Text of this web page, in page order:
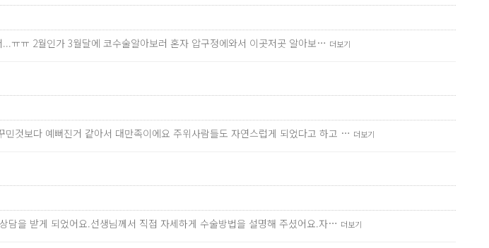
ㅠㅠ 2월인가 3월달에 코수술알아보러 혼자 압구정에와서 이곳저곳 알아보… 더보기
것보다 예뻐진거 같아서 대만족이에요 주위사람들도 자연스럽게 되었다고 하고 … 더보기
담을 받게 되었어요.선생님께서 직접 자세하게 수술방법을 설명해 주셨어요.자… 더보기